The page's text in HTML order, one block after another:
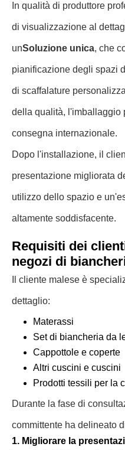
In qualità di produttore
di visualizzazione al
unSoluzione unica, che
pianificazione degli spazi
di scaffalature
della qualità, l'imballaggio
consegna internazionale.
Dopo l'installazione, il
presentazione migliorata
utilizzo dello spazio e
altamente soddisfacente.
Requisiti dei
negozi di
Il cliente malese è
dettaglio:
Materassi
Set di biancheria da
Cappottole e coperte
Altri cuscini e cuscini
Prodotti tessili per la
Durante la fase di
committente ha delineato
1. Migliorare la